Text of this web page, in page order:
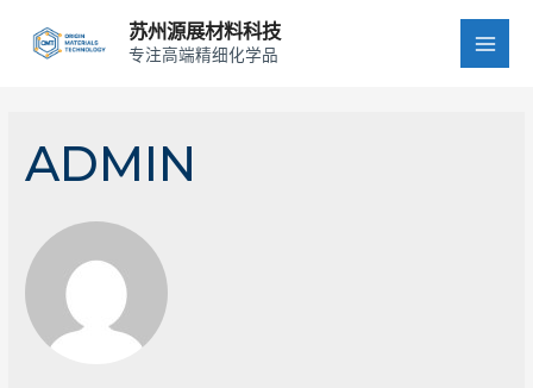
苏州源展材料科技
专注高端精细化学品
ADMIN